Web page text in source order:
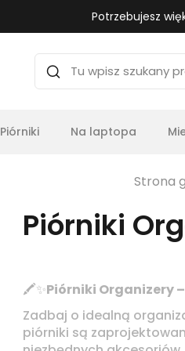
Potrzebujesz
Piórniki Na laptopa
Strona
Piórniki
🖍️✨Piórniki Organizery
Zadbaj o idealną
piórniki są